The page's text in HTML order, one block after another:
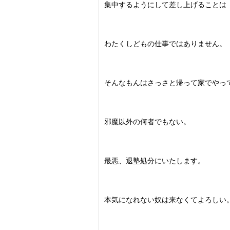
集中するようにして差し上げることは
わたくしどもの仕事ではありません。
そんなもんはさっさと帰って家でやっ
邪魔以外の何者でもない。
最悪、退塾処分にいたします。
本気になれない奴は来なくてよろしい。